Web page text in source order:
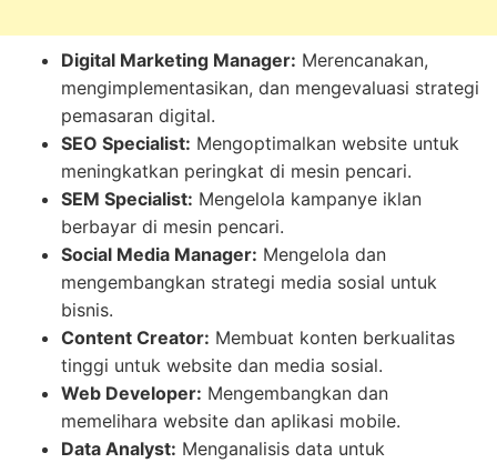
Digital Marketing Manager: Merencanakan,
mengimplementasikan, dan mengevaluasi strategi
pemasaran digital.
SEO Specialist: Mengoptimalkan website untuk
meningkatkan peringkat di mesin pencari.
SEM Specialist: Mengelola kampanye iklan
berbayar di mesin pencari.
Social Media Manager: Mengelola dan
mengembangkan strategi media sosial untuk
bisnis.
Content Creator: Membuat konten berkualitas
tinggi untuk website dan media sosial.
Web Developer: Mengembangkan dan
memelihara website dan aplikasi mobile.
Data Analyst: Menganalisis data untuk